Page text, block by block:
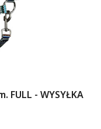
FULL - WYSYŁKA